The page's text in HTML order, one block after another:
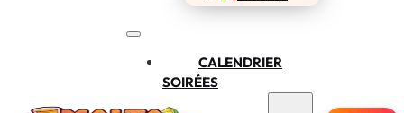
CALENDRIER
SOIRÉES